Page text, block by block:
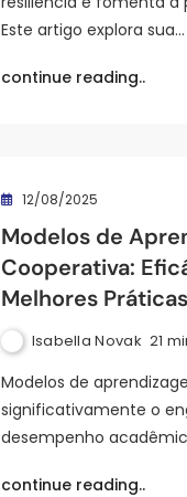
Este artigo explora sua…
continue reading..
12/08/2025
Modelos de
Cooperativa:
Melhores Práticas
Isabella Novak 21
Modelos de
significativamente o
desempenho
continue reading..